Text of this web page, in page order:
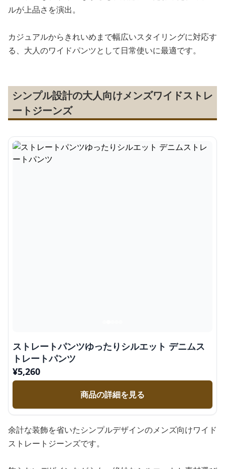
ルが上品さを演出。
カジュアルからきれいめまで幅広いスタイリングに対応す
る、大人のワイドパンツとして日常使いに最適です。
シンプル設計の大人向けメンズワイドストレ
ートジーンズ
ストレートパンツゆったりシルエット デニムス
トレートパンツ
¥5,260
商品の詳細を見る
余計な装飾を省いたシンプルデザインのメンズ向けワイド
ストレートジーンズです。